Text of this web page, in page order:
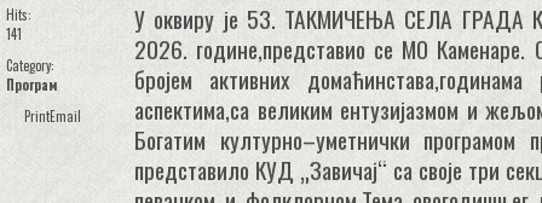
Hits:
141
Category:
Програм
PrintEmail
У оквиру је 53. ТАКМИЧЕЊА СЕЛА ГРАДА
2026. године,представио се МО Каменаре.
бројем активних
аспектима,са великим ентузијазмом и
Богатим културно–уметнички програмом
представило КУД „Завичај“ са своје три